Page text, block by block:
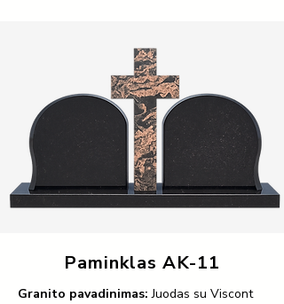
Paminklas AK-11
Granito pavadinimas:Juodas su Viscont